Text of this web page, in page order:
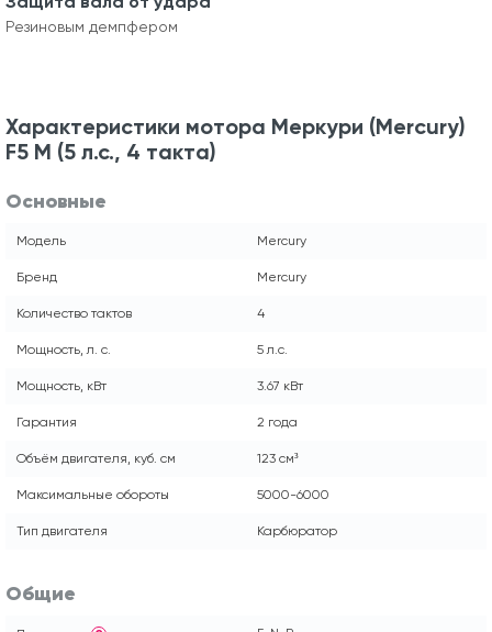
Резиновым демпфером
Характеристики мотора Меркури (Mercury)
F5 M (5 л.с., 4 такта)
Основные
Модель Mercury
Бренд Mercury
Количество тактов 4
Мощность, л. с. 5 л.с.
Мощность, кВт 3.67 кВт
Гарантия 2 года
Объём двигателя, куб. см 123 см³
Максимальные обороты 5000-6000
Тип двигателя Карбюратор
Общие